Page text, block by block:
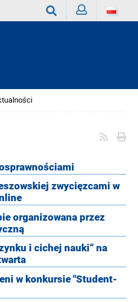
zwycięzcami w
organizowana przez
i cichej nauki” na
w konkursie "Student-